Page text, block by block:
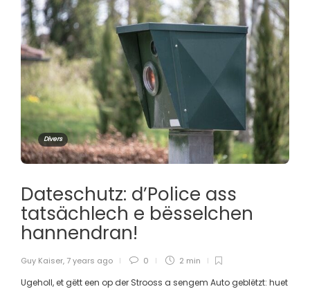
Divers
Dateschutz: d’Police ass
tatsächlech e bësselchen
hannendran!
Guy Kaiser, 7 years ago 0 2 min
Ugeholl, et gëtt een op der Strooss a sengem Auto geblëtzt: huet